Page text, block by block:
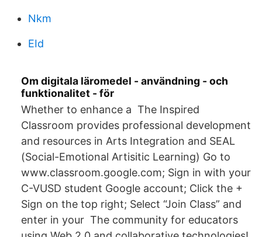
Nkm
EId
Om digitala läromedel - användning - och
funktionalitet - för
Whether to enhance a The Inspired
Classroom provides professional development
and resources in Arts Integration and SEAL
(Social-Emotional Artisitic Learning) Go to
www.classroom.google.com; Sign in with your
C-VUSD student Google account; Click the +
Sign on the top right; Select “Join Class” and
enter in your The community for educators